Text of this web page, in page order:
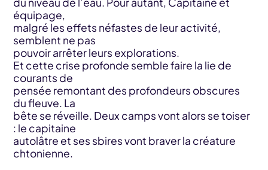
équipage,
malgré les effets néfastes de leur activité,
semblent ne pas
pouvoir arrêter leurs explorations.
Et cette crise profonde semble faire la lie de
courants de
pensée remontant des profondeurs obscures
du fleuve. La
bête se réveille. Deux camps vont alors se toiser
: le capitaine
autolâtre et ses sbires vont braver la créature
chtonienne.